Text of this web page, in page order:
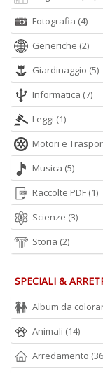
Fotografia (4)
Generiche (2)
Giardinaggio (5)
Informatica (7)
Leggi (1)
Motori e
Musica (5)
Raccolte PDF (1)
Scienze (3)
Storia (2)
SPECIALI &
Album da
Animali (14)
Arredamento